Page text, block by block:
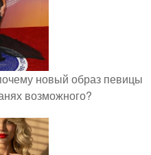
новый образ певицы
возможного?